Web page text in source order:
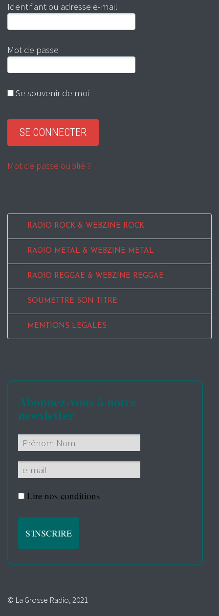
Identifiant ou adresse e-mail
Mot de passe
Se souvenir de moi
Mot de passe oublié ?
RADIO ROCK & WEBZINE ROCK
RADIO METAL & WEBZINE METAL
RADIO REGGAE & WEBZINE REGGAE
SOUMETTRE SON TITRE
MENTIONS LEGALES
Abonnez-vous à notre
newsletter
Lire nos conditions
© La Grosse Radio, 2021